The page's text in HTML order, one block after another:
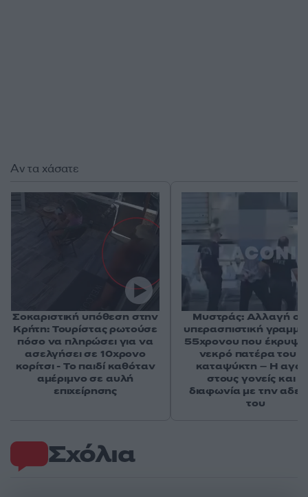
Σχόλια
Αν τα χάσατε
Σοκαριστική υπόθεση στην
Κρήτη: Τουρίστας ρωτούσε
πόσο να πληρώσει για να
ασελγήσει σε 10χρονο
κορίτσι - Το παιδί καθόταν
αμέριμνο σε αυλή
επιχείρησης
Μυστράς: Αλλαγή
υπερασπιστική
55χρονου που έκρυψε
νεκρό πατέρα του
καταψύκτη – Η
στους γονείς και η
διαφωνία με την
του